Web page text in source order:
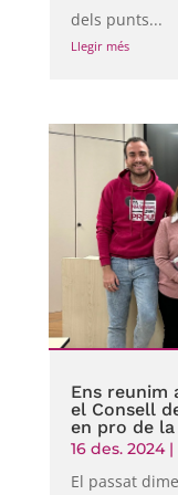
dels punts...
Llegir més
Ens reunim
el Consell
en pro de
16 des. 2024|
El passat